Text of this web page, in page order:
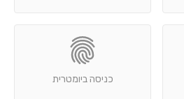
כניסה ביומטרית